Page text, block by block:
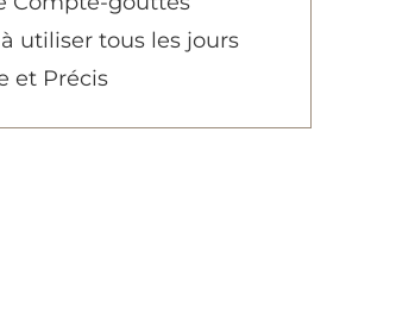
utiliser tous les jours
et Précis